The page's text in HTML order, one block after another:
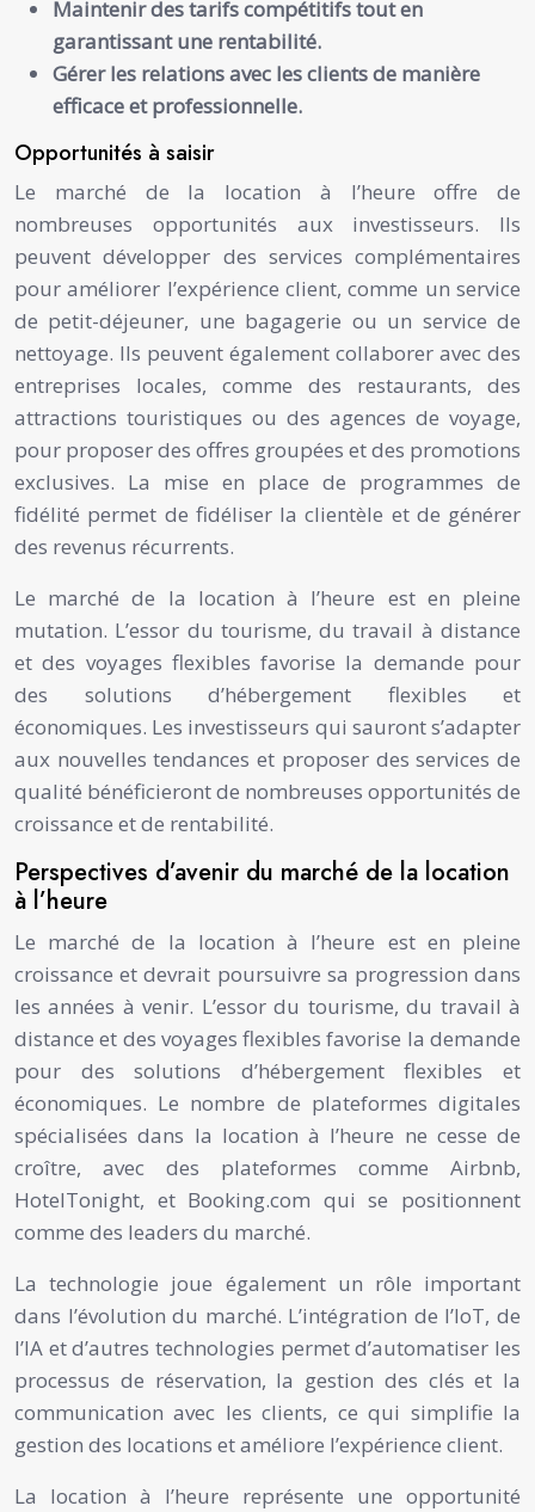
Maintenir des tarifs compétitifs tout en
garantissant une rentabilité.
Gérer les relations avec les clients de manière
efficace et professionnelle.
Opportunités à saisir
Le marché de la location à l’heure offre de
nombreuses opportunités aux investisseurs. Ils
peuvent développer des services complémentaires
pour améliorer l’expérience client, comme un service
de petit-déjeuner, une bagagerie ou un service de
nettoyage. Ils peuvent également collaborer avec des
entreprises locales, comme des restaurants, des
attractions touristiques ou des agences de voyage,
pour proposer des offres groupées et des promotions
exclusives. La mise en place de programmes de
fidélité permet de fidéliser la clientèle et de générer
des revenus récurrents.
Le marché de la location à l’heure est en pleine
mutation. L’essor du tourisme, du travail à distance
et des voyages flexibles favorise la demande pour
des solutions d’hébergement flexibles et
économiques. Les investisseurs qui sauront s’adapter
aux nouvelles tendances et proposer des services de
qualité bénéficieront de nombreuses opportunités de
croissance et de rentabilité.
Perspectives d’avenir du marché de la location
à l’heure
Le marché de la location à l’heure est en pleine
croissance et devrait poursuivre sa progression dans
les années à venir. L’essor du tourisme, du travail à
distance et des voyages flexibles favorise la demande
pour des solutions d’hébergement flexibles et
économiques. Le nombre de plateformes digitales
spécialisées dans la location à l’heure ne cesse de
croître, avec des plateformes comme Airbnb,
HotelTonight, et Booking.com qui se positionnent
comme des leaders du marché.
La technologie joue également un rôle important
dans l’évolution du marché. L’intégration de l’IoT, de
l’IA et d’autres technologies permet d’automatiser les
processus de réservation, la gestion des clés et la
communication avec les clients, ce qui simplifie la
gestion des locations et améliore l’expérience client.
La location à l’heure représente une opportunité